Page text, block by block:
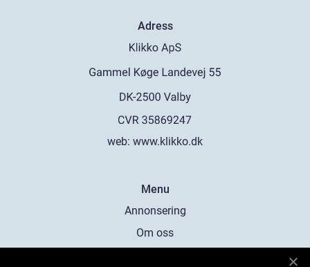
Adress
web: www.klikko.dk
Menu
Annonsering
Om oss